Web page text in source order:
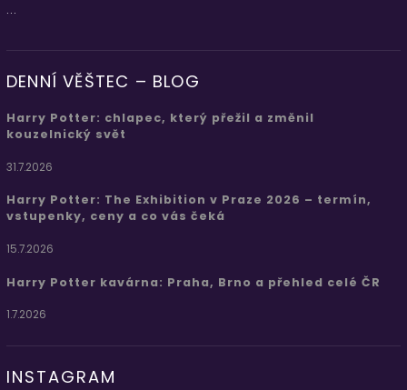
...
DENNÍ VĚŠTEC – BLOG
Harry Potter: chlapec, který přežil a změnil
kouzelnický svět
31.7.2026
Harry Potter: The Exhibition v Praze 2026 – termín,
vstupenky, ceny a co vás čeká
15.7.2026
Harry Potter kavárna: Praha, Brno a přehled celé ČR
1.7.2026
INSTAGRAM